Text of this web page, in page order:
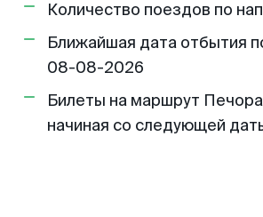
Количество поездов по
Ближайшая дата отбытия
08-08-2026
Билеты на маршрут
начиная со следующей